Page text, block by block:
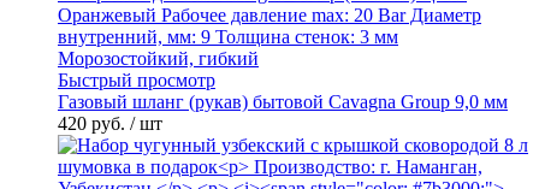
Быстрый просмотр
Газовый шланг (рукав) бытовой Cavagna Group 9,0 мм
420 руб. / шт